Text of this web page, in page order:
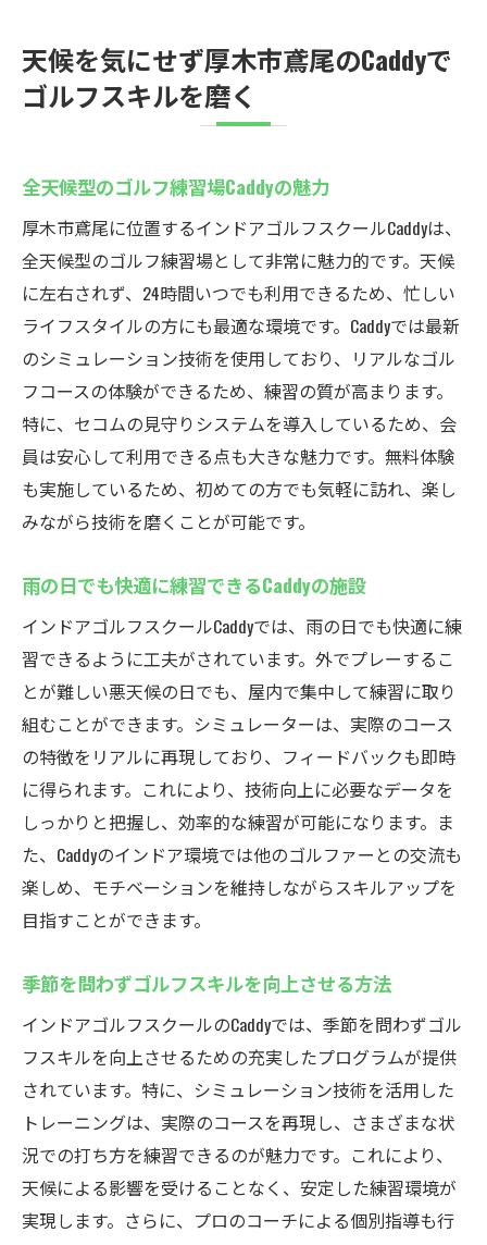
天候を気にせず厚木市鳶尾のCaddyで
ゴルフスキルを磨く
全天候型のゴルフ練習場Caddyの魅力
厚木市鳶尾に位置するインドアゴルフスクールCaddyは、
全天候型のゴルフ練習場として非常に魅力的です。天候
に左右されず、24時間いつでも利用できるため、忙しい
ライフスタイルの方にも最適な環境です。Caddyでは最新
のシミュレーション技術を使用しており、リアルなゴル
フコースの体験ができるため、練習の質が高まります。
特に、セコムの見守りシステムを導入しているため、会
員は安心して利用できる点も大きな魅力です。無料体験
も実施しているため、初めての方でも気軽に訪れ、楽し
みながら技術を磨くことが可能です。
雨の日でも快適に練習できるCaddyの施設
インドアゴルフスクールCaddyでは、雨の日でも快適に練
習できるように工夫がされています。外でプレーするこ
とが難しい悪天候の日でも、屋内で集中して練習に取り
組むことができます。シミュレーターは、実際のコース
の特徴をリアルに再現しており、フィードバックも即時
に得られます。これにより、技術向上に必要なデータを
しっかりと把握し、効率的な練習が可能になります。ま
た、Caddyのインドア環境では他のゴルファーとの交流も
楽しめ、モチベーションを維持しながらスキルアップを
目指すことができます。
季節を問わずゴルフスキルを向上させる方法
インドアゴルフスクールのCaddyでは、季節を問わずゴル
フスキルを向上させるための充実したプログラムが提供
されています。特に、シミュレーション技術を活用した
トレーニングは、実際のコースを再現し、さまざまな状
況での打ち方を練習できるのが魅力です。これにより、
天候による影響を受けることなく、安定した練習環境が
実現します。さらに、プロのコーチによる個別指導も行